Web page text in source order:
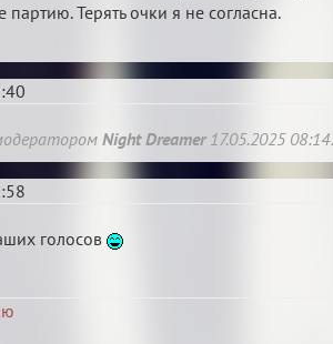
партию. Терять очки я не согласна.
Night Dreamer17.05.2025
голосов